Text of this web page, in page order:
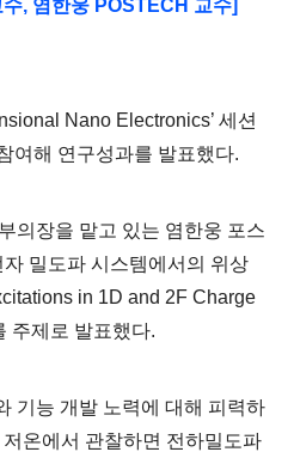
, 염한웅 POSTECH 교수]
Nano Electronics’ 세션
여해 연구성과를 발표했다.
의장을 맡고 있는 염한웅 포스
자 밀도파 시스템에서의 위상
in 1D and 2F Charge
주제로 발표했다.
기능 개발 노력에 대해 피력하
온에서 관찰하면 전하밀도파